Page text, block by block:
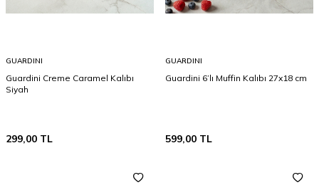
GUARDINI
Guardini Creme Caramel Kalıbı
Siyah
299,00 TL
GUARDINI
Guardini 6’lı Muffin Kalıbı 27x18 cm
599,00 TL